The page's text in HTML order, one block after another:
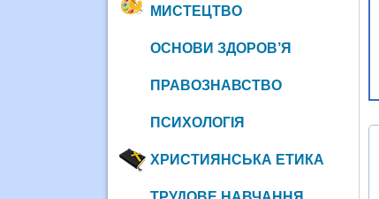
МИСТЕЦТВО
ОСНОВИ ЗДОРОВ’Я
ПРАВОЗНАВСТВО
ПСИХОЛОГІЯ
ХРИСТИЯНСЬКА ЕТИКА